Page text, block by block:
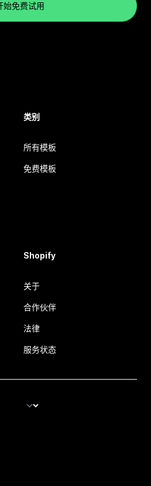
始免费试用
类别
所有模板
免费模板
Shopify
关于
合作伙伴
法律
服务状态